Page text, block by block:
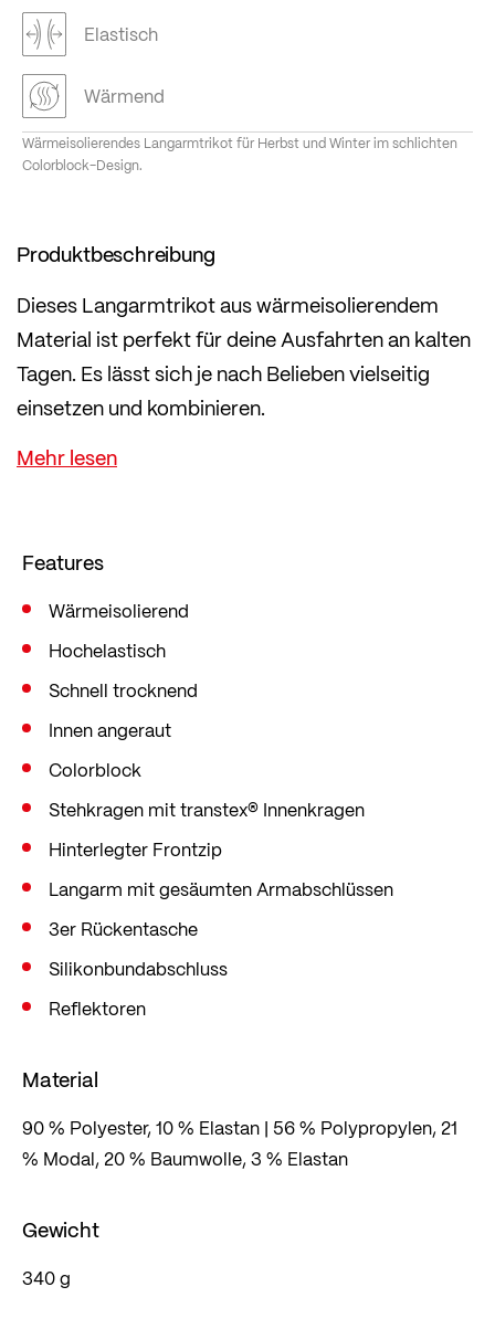
Elastisch
Wärmend
Wärmeisolierendes Langarmtrikot für Herbst und Winter im schlichten
Colorblock-Design.
Produktbeschreibung
Dieses Langarmtrikot aus wärmeisolierendem
Material ist perfekt für deine Ausfahrten an kalten
Tagen. Es lässt sich je nach Belieben vielseitig
einsetzen und kombinieren.
Im Herbst und an trockenen Tagen kannst du es
mit einem Baselayer komibinieren, im Winter
Das Trikot ist im beliebten Mid Fit geschnitten, der
locker, aber dennoch figurbetont sitzt und somit
ausreichend Bewegungsfreiheit bietet.
Features
Wärmeisolierend
Hochelastisch
Schnell trocknend
Innen angeraut
Colorblock
Stehkragen mit transtex® Innenkragen
Hinterlegter Frontzip
Langarm mit gesäumten Armabschlüssen
3er Rückentasche
Silikonbundabschluss
Reflektoren
Material
90 % Polyester, 10 % Elastan | 56 % Polypropylen, 21
% Modal, 20 % Baumwolle, 3 % Elastan
Gewicht
340 g